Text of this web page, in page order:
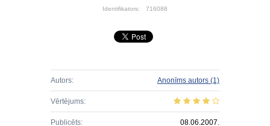
Identifikators: 716088
Autors: Anonīms autors (1)
Vērtējums:
Publicēts: 08.06.2007.